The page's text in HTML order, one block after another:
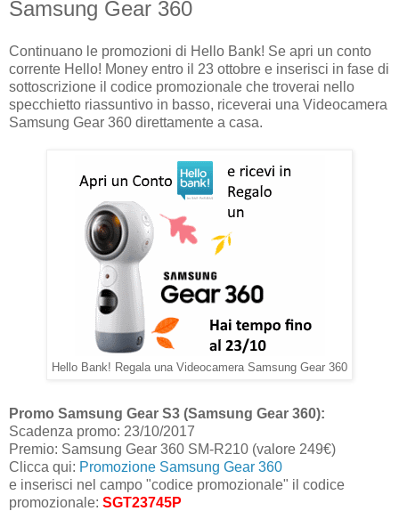
Samsung Gear 360
Continuano le promozioni di Hello Bank! Se apri un conto
corrente Hello! Money entro il 23 ottobre e inserisci in fase di
sottoscrizione il codice promozionale che troverai nello
specchietto riassuntivo in basso, riceverai una Videocamera
Samsung Gear 360 direttamente a casa.
Hello Bank! Regala una Videocamera Samsung Gear 360
Promo Samsung Gear S3 (Samsung Gear 360):
Scadenza promo: 23/10/2017
Premio: Samsung Gear 360 SM-R210 (valore 249€)
Clicca qui: Promozione Samsung Gear 360
e inserisci nel campo "codice promozionale" il codice
promozionale: SGT23745P